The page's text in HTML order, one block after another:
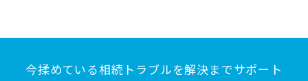
今揉めている相続トラブルを解決までサポート